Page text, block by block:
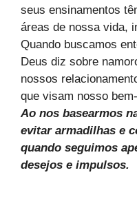
seus ensinamentos
áreas de nossa vida,
Quando buscamos
Deus diz sobre
nossos
que visam nosso
Ao nos basearmos
evitar armadilhas e
quando seguimos
desejos e impulsos.